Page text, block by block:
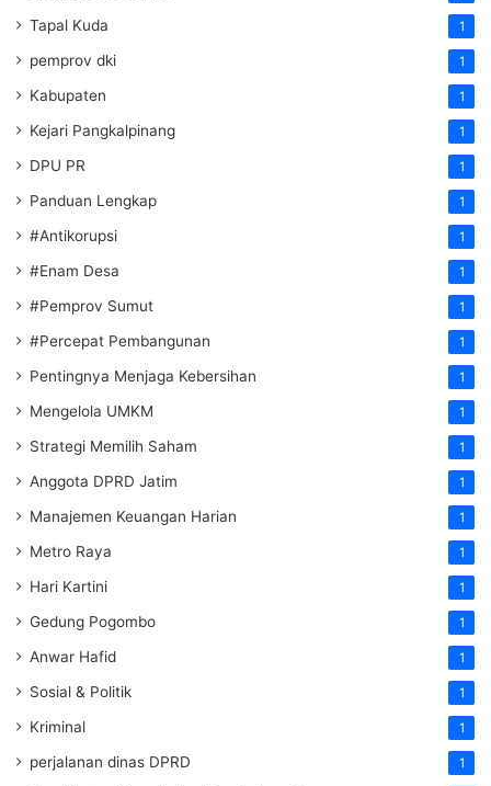
Tapal Kuda 1
pemprov dki 1
Kabupaten 1
Kejari Pangkalpinang 1
DPU PR 1
Panduan Lengkap 1
#Antikorupsi 1
#Enam Desa 1
#Pemprov Sumut 1
#Percepat Pembangunan 1
Pentingnya Menjaga Kebersihan 1
Mengelola UMKM 1
Strategi Memilih Saham 1
Anggota DPRD Jatim 1
Manajemen Keuangan Harian 1
Metro Raya 1
Hari Kartini 1
Gedung Pogombo 1
Anwar Hafid 1
Sosial & Politik 1
Kriminal 1
perjalanan dinas DPRD 1